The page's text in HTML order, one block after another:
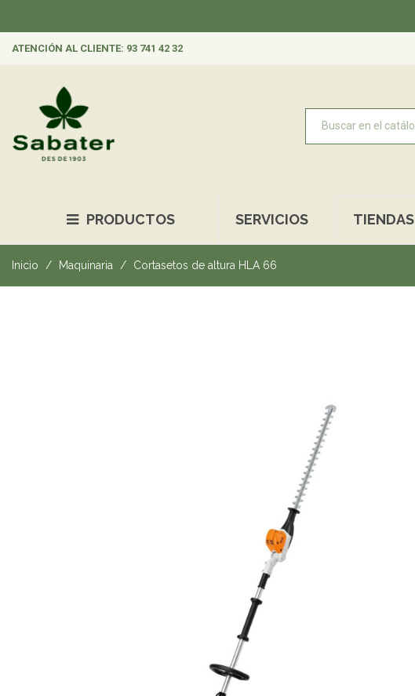
ATENCIÓN AL CLIENTE: 93 741 42 32
PRODUCTOS SERVICIOS TIENDAS
Inicio Maquinaria Cortasetos de altura HLA 66